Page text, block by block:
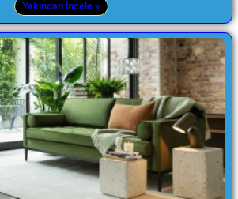
Yakından İncele »